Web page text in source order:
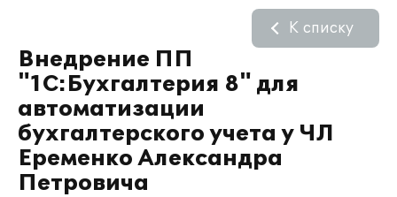
Внедрение ПП
"1С:Бухгалтерия 8" для
автоматизации
бухгалтерского учета у ЧЛ
Еременко Александра
Петровича
К списку